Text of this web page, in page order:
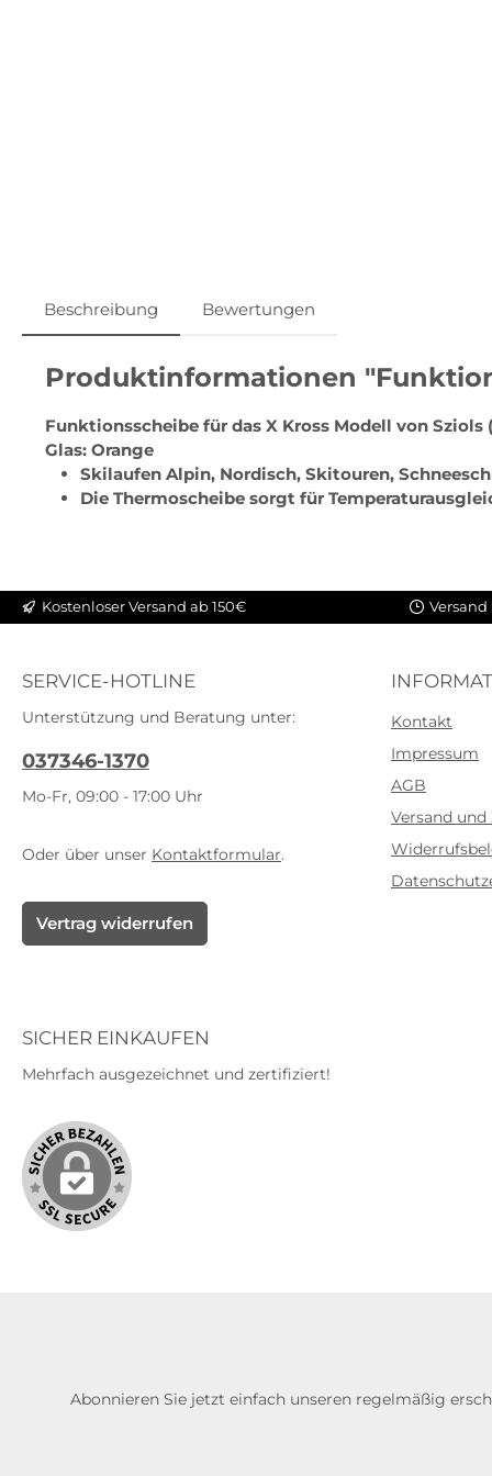
Beschreibung Bewertungen
Produktinformationen
Funktionsscheibe für das X Kross Modell von Sziols
Glas: Orange
Skilaufen Alpin, Nordisch, Skitouren,
Die Thermoscheibe sorgt für
Kostenloser Versand ab 150€ Versand
SERVICE-HOTLINE
Unterstützung und Beratung unter:
037346-1370
Mo-Fr, 09:00 - 17:00 Uhr
Oder über unser Kontaktformular.
Vertrag widerrufen
Kontakt
Impressum
AGB
Versand und
SICHER EINKAUFEN
Mehrfach ausgezeichnet und zertifiziert!
Abonnieren Sie jetzt einfach unseren regelmäßig